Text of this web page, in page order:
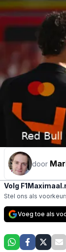
door
Volg
Stel ons als
Voeg toe als